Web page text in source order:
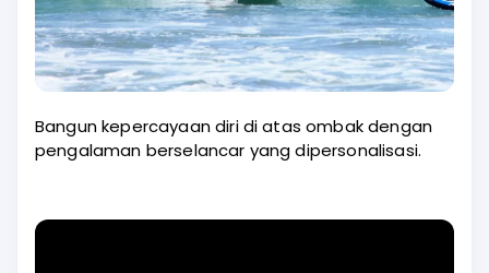
Bangun kepercayaan diri di atas ombak dengan
pengalaman berselancar yang dipersonalisasi.